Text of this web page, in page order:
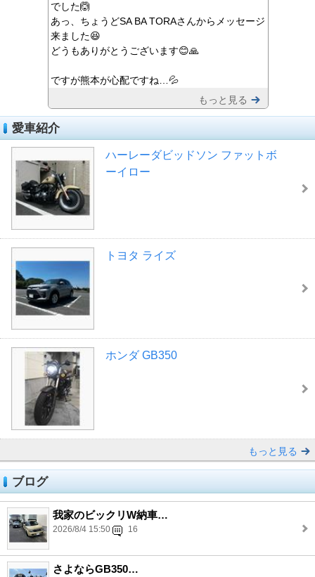
でした🙆
あっ、ちょうどSA BA TORAさんからメッセージ
来ました😆
どうもありがとうございます😊🙏
ですが熊本が心配ですね…💦
もっと見る
愛車紹介
ハーレーダビッドソン ファットボ
ーイロー
トヨタ ライズ
ホンダ GB350
もっと見る
ブログ
我家のビックリW納車…
2026/8/4 15:50 16
さよならGB350…